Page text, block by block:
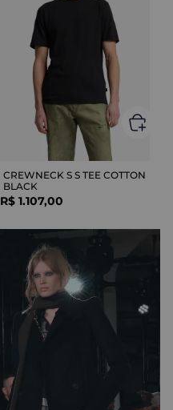
CREWNECK S S TEE COTTON
BLACK
R$ 1.107,00